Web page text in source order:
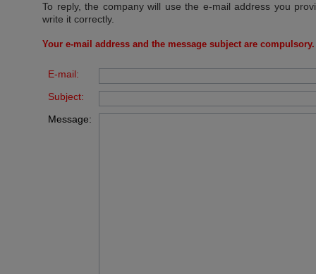
To reply, the company will use the e-mail address you
write it correctly.
Your e-mail address and the message subject are compulsory.
E-mail:
Subject:
Message: